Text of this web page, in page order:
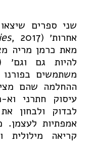
שני ספרים
אחרות׳ (
מאת כרמן מריה
להיות גם וגם׳
משתמשים בפורנו
ההחלמה שהם
עיסוק חתרני
לבדוק ולבחון
אמפתיות לעצמן.
קריאה מילולית